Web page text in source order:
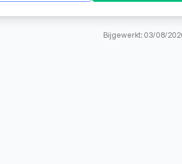
Bijgewerkt: 03/08/